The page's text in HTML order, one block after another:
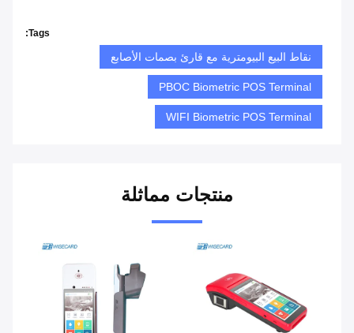
Tags:
نقاط البيع البيومترية مع قارئ بصمات الأصابع
PBOC Biometric POS Terminal
WIFI Biometric POS Terminal
منتجات مماثلة